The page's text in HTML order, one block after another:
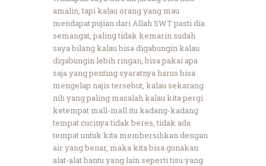
amalin, tapi kalau orang yang mau
mendapat pujian dari Allah SWT pasti dia
semangat, paling tidak kemarin sudah
saya bilang kalau bisa digabungin kalau
digabungin lebih ringan, bisa pakai apa
saja yang penting syaratnya harus bisa
mengelap najis tersebut, kalau sekarang
nih yang paling masalah kalau kita pergi
ketempat mall-mall itu kadang-kadang
tempat cucinya tidak beres, tidak ada
tempat untuk kita membersihkan dengan
air yang benar, maka kita bisa gunakan
alat-alat bantu yang lain seperti tisu yang